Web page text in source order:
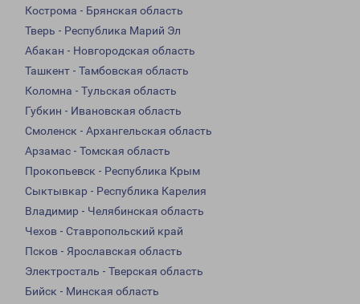
Кострома - Брянская область
Тверь - Республика Марий Эл
Абакан - Новгородская область
Ташкент - Тамбовская область
Коломна - Тульская область
Губкин - Ивановская область
Смоленск - Архангельская область
Арзамас - Томская область
Прокопьевск - Республика Крым
Сыктывкар - Республика Карелия
Владимир - Челябинская область
Чехов - Ставропольский край
Псков - Ярославская область
Электросталь - Тверская область
Бийск - Минская область